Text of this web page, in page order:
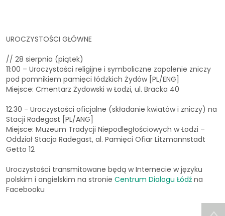
UROCZYSTOŚCI GŁÓWNE
// 28 sierpnia (piątek)
11:00 – Uroczystości religijne i symboliczne zapalenie zniczy
pod pomnikiem pamięci łódzkich Żydów [PL/ENG]
Miejsce: Cmentarz Żydowski w Łodzi, ul. Bracka 40
12.30 - Uroczystości oficjalne (składanie kwiatów i zniczy) na
Stacji Radegast [PL/ANG]
Miejsce: Muzeum Tradycji Niepodległościowych w Łodzi –
Oddział Stacja Radegast, al. Pamięci Ofiar Litzmannstadt
Getto 12
Uroczystości transmitowane będą w Internecie w języku
polskim i angielskim na stronie Centrum Dialogu Łódź na
Facebooku